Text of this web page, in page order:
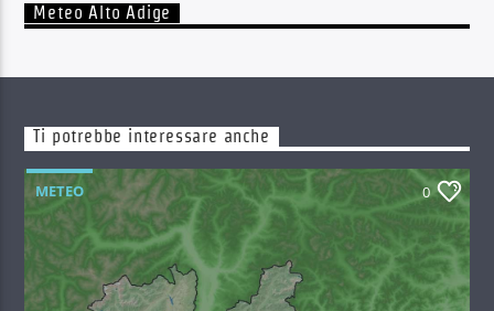
Meteo Alto Adige
Ti potrebbe interessare anche
METEO 0